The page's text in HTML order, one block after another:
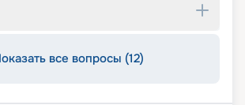
все вопросы (12)